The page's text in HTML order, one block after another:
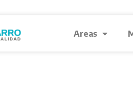
Areas